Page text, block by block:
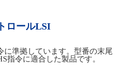
ロールLSI
に準拠しています。型番の末尾
指令に適合した製品です。